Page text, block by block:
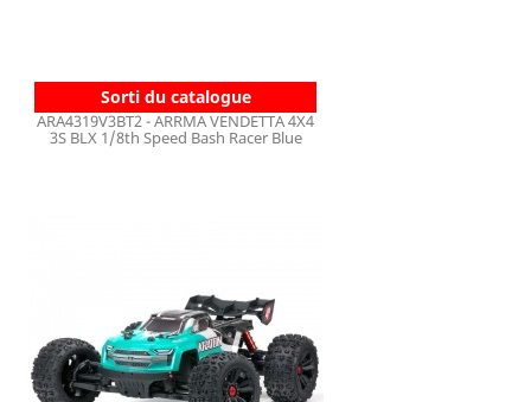
Sorti du catalogue
ARA4319V3BT2 - ARRMA VENDETTA 4X4
3S BLX 1/8th Speed Bash Racer Blue